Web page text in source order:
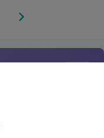
Następna strona